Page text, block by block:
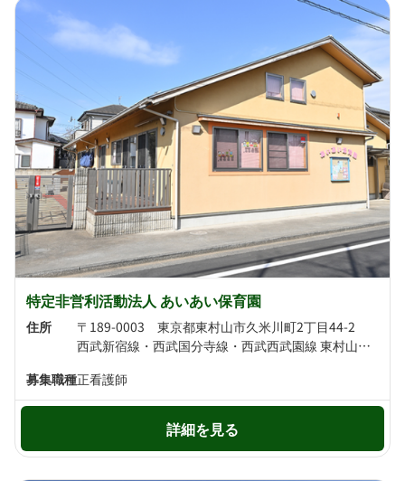
特定非営利活動法人 あいあい保育園
住所
〒189-0003 東京都東村山市久米川町2丁目44-2
西武新宿線・西武国分寺線・西武西武園線 東村山駅より徒歩20分 JR武蔵野線 新秋津駅より徒歩21分
募集職種正看護師
詳細を見る